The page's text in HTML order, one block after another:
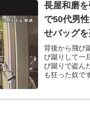
長屋和磨
で50代男
せバッグ
背後から飛び
び蹴りして一
び蹴りで盗ん
も狂った奴で